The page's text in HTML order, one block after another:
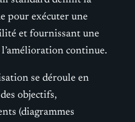
pour exécuter une
et fournissant une
continue.
se déroule en
objectifs,
(diagrammes